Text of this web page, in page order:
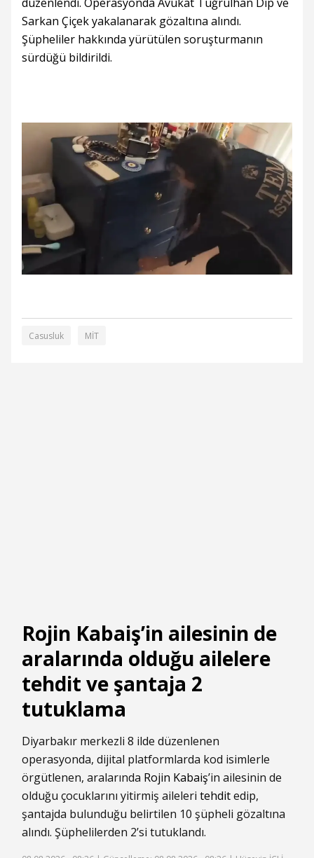
Sarkan Çiçek yakalanarak gözaltına alındı.
Şüpheliler hakkında yürütülen soruşturmanın
sürdüğü bildirildi.
Casusluk MİT
Rojin Kabaiş’in ailesinin de
aralarında olduğu ailelere
tehdit ve şantaja 2
tutuklama
Diyarbakır merkezli 8 ilde düzenlenen
operasyonda, dijital platformlarda kod isimlerle
örgütlenen, aralarında Rojin Kabaiş’in ailesinin de
olduğu çocuklarını yitirmiş aileleri tehditedip,
şantajda bulunduğu belirtilen 10 şüpheli gözaltına
alındı. Şüphelilerden 2’si tutuklandı.